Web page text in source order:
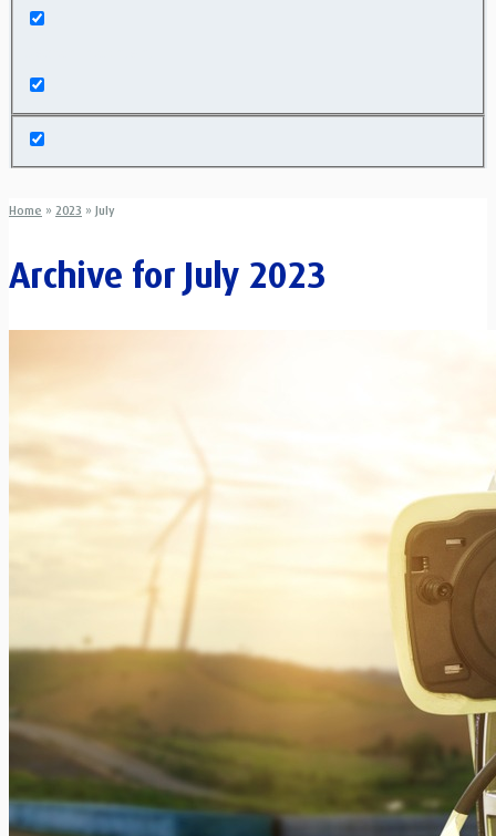
Home » 2023 » July
Archive for July 2023